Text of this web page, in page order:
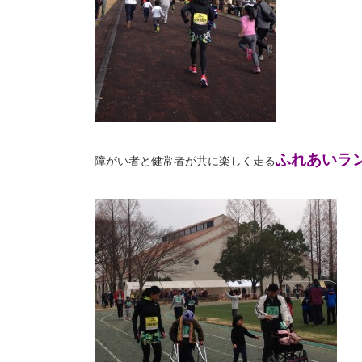
障がい者と健常者が共に楽しく走るふれあいラ